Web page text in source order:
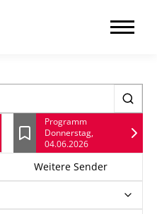
Lesezeichen
Programm
Donnerstag,
04.06.2026
Weitere Sender